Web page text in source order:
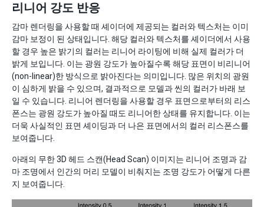
리니어 강도 반응
감마 렌더링을 사용할 때 셰이더에 제공되는 컬러와 텍스처는 이미
감마 보정이 된 상태입니다. 해당 컬러와 텍스처를 셰이더에서 사용
할 경우 높은 밝기의 컬러는 리니어 라이팅에 비해 실제 컬러가 더
밝게 보입니다. 이는 광원 강도가 높아질수록 해당 표면이 비리니어
(non-linear)한 방식으로 밝아진다는 의미입니다. 많은 위치의 광원
이 심하게 밝을 수 있으며, 결과적으로 모델과 씬의 컬러가 바래 보
일 수 있습니다. 리니어 렌더링을 사용할 경우 표면으로부터의 리스
폰스는 광원 강도가 높아질 때도 리니어한 상태를 유지합니다. 이는
더욱 사실적인 표면 셰이딩과 더 나은 표면에서의 컬러 리스폰스를
보여줍니다.
아래의 무한 3D 헤드 스캔(Head Scan) 이미지는 리니어 조명과 감
마 조명에서 인간의 머리 모델이 비춰지는 조명 강도가 어떻게 다른
지 보여줍니다.